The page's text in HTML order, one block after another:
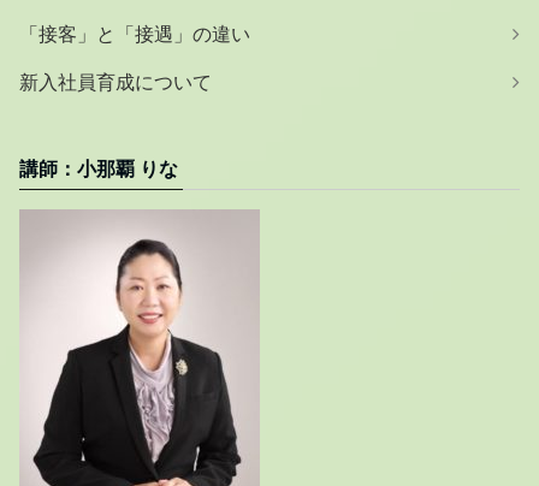
「接客」と「接遇」の違い
新入社員育成について
講師：小那覇 りな